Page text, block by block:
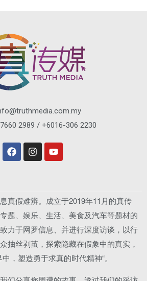
2989 / +6016-306 2230
真假难辨。成立于2019年11月的真传
题、娱乐、生活、美食及汽车等题材的
力于网罗信息、并进行深度访谈，以行
抽丝剥茧，探索隐藏在假象中的真实，
，塑造勇于求真的时代精神“。